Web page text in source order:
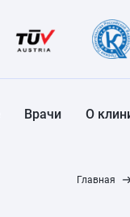
Врачи О
Главная